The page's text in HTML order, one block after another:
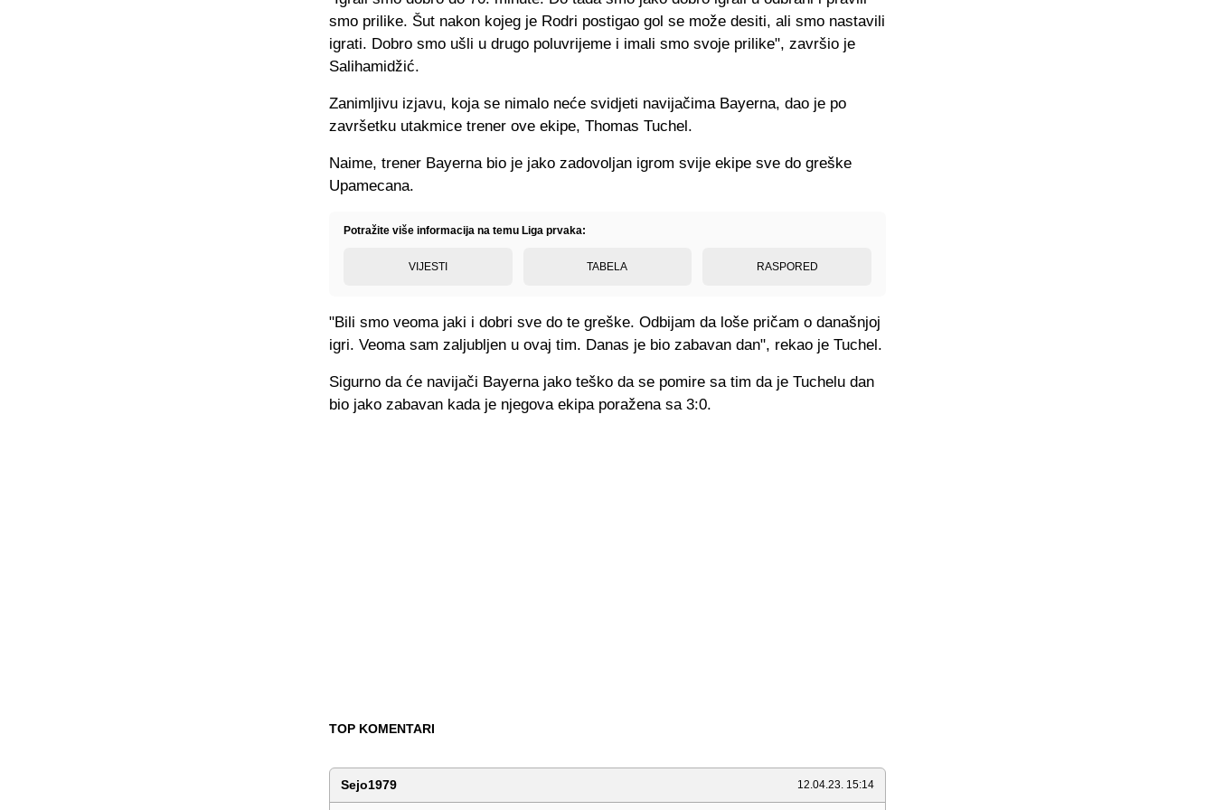
smo prilike. Šut nakon kojeg je Rodri postigao gol se može desiti, ali smo nastavili
igrati. Dobro smo ušli u drugo poluvrijeme i imali smo svoje prilike", završio je
Salihamidžić.
Zanimljivu izjavu, koja se nimalo neće svidjeti navijačima Bayerna, dao je po
završetku utakmice trener ove ekipe, Thomas Tuchel.
Naime, trener Bayerna bio je jako zadovoljan igrom svije ekipe sve do greške
Upamecana.
Potražite više informacija na temu Liga prvaka:
VIJESTI TABELA RASPORED
"Bili smo veoma jaki i dobri sve do te greške. Odbijam da loše pričam o današnjoj
igri. Veoma sam zaljubljen u ovaj tim. Danas je bio zabavan dan", rekao je Tuchel.
Sigurno da će navijači Bayerna jako teško da se pomire sa tim da je Tuchelu dan
bio jako zabavan kada je njegova ekipa poražena sa 3:0.
TOP KOMENTARI
Sejo1979 12.04.23. 15:14